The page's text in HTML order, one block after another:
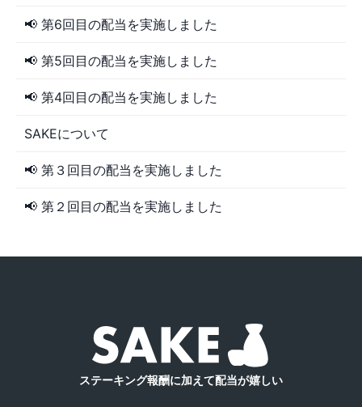
📢 第6回目の配当を実施しました
📢 第5回目の配当を実施しました
📢 第4回目の配当を実施しました
SAKEについて
📢 第３回目の配当を実施しました
📢 第２回目の配当を実施しました
ステーキング報酬に加えて配当が嬉しい